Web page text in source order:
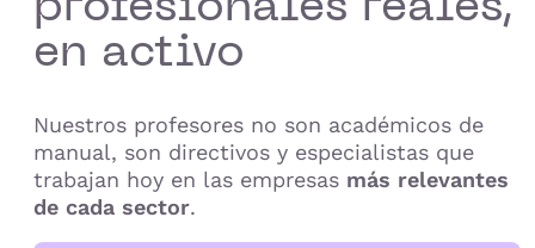
en activo
Nuestros profesores no son académicos de
manual, son directivos y especialistas que
trabajan hoy en las empresas más relevantes
de cada sector.